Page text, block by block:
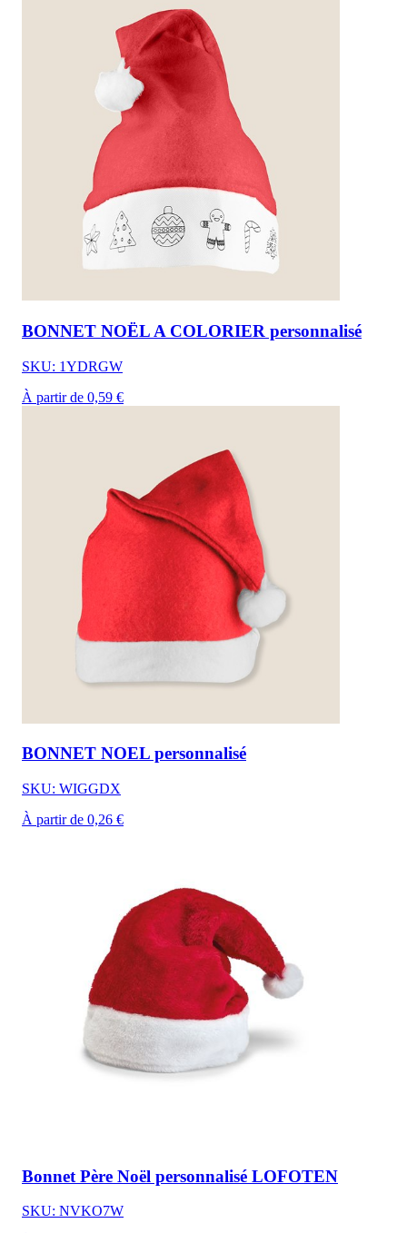
BONNET NOËL A COLORIER personnalisé
SKU: 1YDRGW
À partir de 0,59 €
BONNET NOEL personnalisé
SKU: WIGGDX
À partir de 0,26 €
Bonnet Père Noël personnalisé LOFOTEN
SKU: NVKO7W